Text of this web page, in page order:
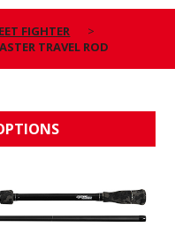
FIGHTER
TRAVEL ROD